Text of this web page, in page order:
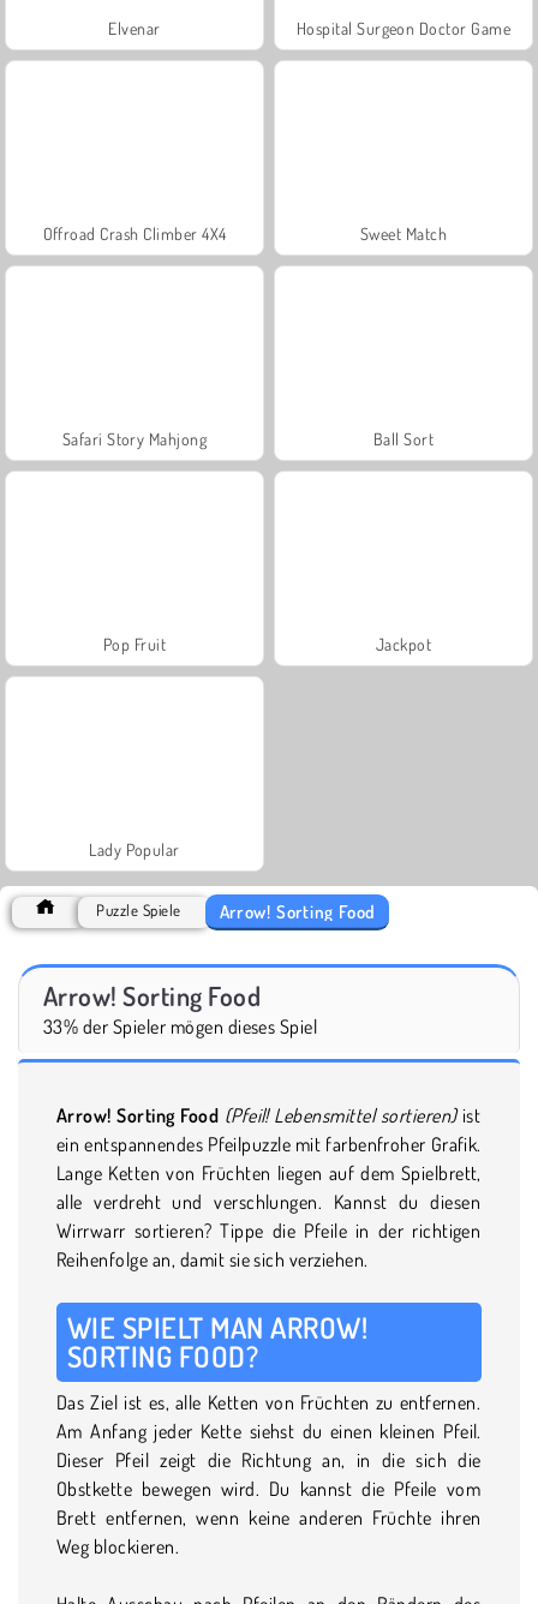
Elvenar Hospital Surgeon Doctor Game
Offroad Crash Climber 4X4 Sweet Match
Safari Story Mahjong Ball Sort
Pop Fruit Jackpot
Lady Popular
Puzzle Spiele Arrow! Sorting Food
Arrow! Sorting Food
33% der Spieler mögen dieses Spiel
Arrow! Sorting Food (Pfeil! Lebensmittel sortieren)ist
ein entspannendes Pfeilpuzzle mit farbenfroher Grafik.
Lange Ketten von Früchten liegen auf dem Spielbrett,
alle verdreht und verschlungen. Kannst du diesen
Wirrwarr sortieren? Tippe die Pfeile in der richtigen
Reihenfolge an, damit sie sich verziehen.
WIE SPIELT MAN ARROW!
SORTING FOOD?
Das Ziel ist es, alle Ketten von Früchten zu entfernen.
Am Anfang jeder Kette siehst du einen kleinen Pfeil.
Dieser Pfeil zeigt die Richtung an, in die sich die
Obstkette bewegen wird. Du kannst die Pfeile vom
Brett entfernen, wenn keine anderen Früchte ihren
Weg blockieren.